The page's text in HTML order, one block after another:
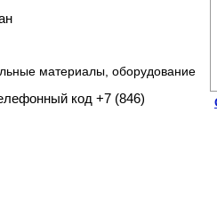
материалы, оборудование
код +7 (846)